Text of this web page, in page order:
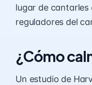
lugar de cantarles
reguladores del
¿Cómo
Un estudio de